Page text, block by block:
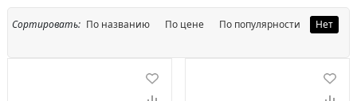
Сортировать: По названию По цене По популярности Нет